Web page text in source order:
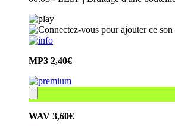
MP3 2,40€
WAV 3,60€